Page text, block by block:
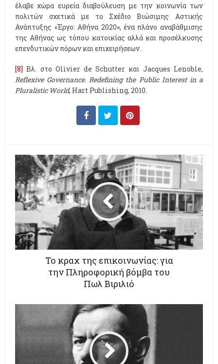
έλαβε χώρα ευρεία διαβούλευση με την κοινωνία των
πολιτών σχετικά με το Σχέδιο Βιώσιμης Αστικής
Ανάπτυξης «Έργο: Αθήνα 2020», ένα πλάνο αναβάθμισης
της Αθήνας ως τόπου κατοικίας αλλά και προσέλκυσης
επενδυτικών πόρων και επιχειρήσεων.
[8] Βλ. στο Olivier de Schutter και Jacques Lenoble,
Reflexive Governance. Redefining the Public Interest in a
Pluralistic World, Hart Publishing, 2010.
Το κραχ της επικοινωνίας: για
την Πληροφορική βόμβα του
Πωλ Βιριλιό